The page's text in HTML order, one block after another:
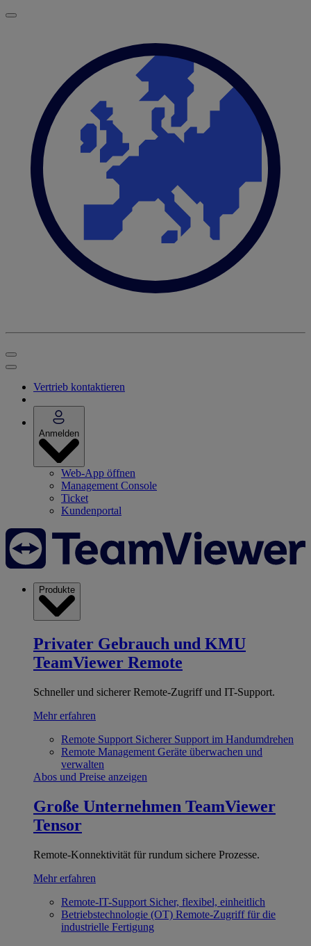
Vertrieb kontaktieren
Anmelden
Web-App öffnen
Management Console
Ticket
Kundenportal
Produkte
Privater Gebrauch und KMU
TeamViewer Remote
Schneller und sicherer Remote-Zugriff und IT-Support.
Mehr erfahren
Remote Support Sicherer Support im Handumdrehen
Remote Management Geräte überwachen und
verwalten
Abos und Preise anzeigen
Große Unternehmen TeamViewer
Tensor
Remote-Konnektivität für rundum sichere Prozesse.
Mehr erfahren
Remote-IT-Support Sicher, flexibel, einheitlich
Betriebstechnologie (OT) Remote-Zugriff für die
industrielle Fertigung